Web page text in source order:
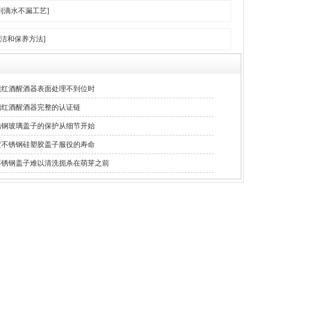
滴水不漏工艺]
和保养方法]
红酒醒酒器表面处理不到位时
酒醒酒器完整的认证链
玻璃盖子的保护从细节开始
锈钢硅塑胶盖子服役的寿命
钢盖子难以清洗扼杀在萌芽之前